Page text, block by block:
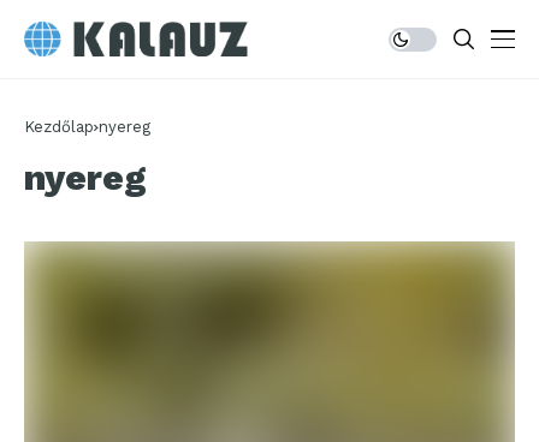
Kezdőlap nyereg
nyereg